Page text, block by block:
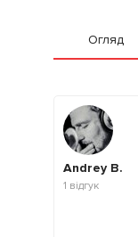
Огляд
Andrey B.
1 відгук